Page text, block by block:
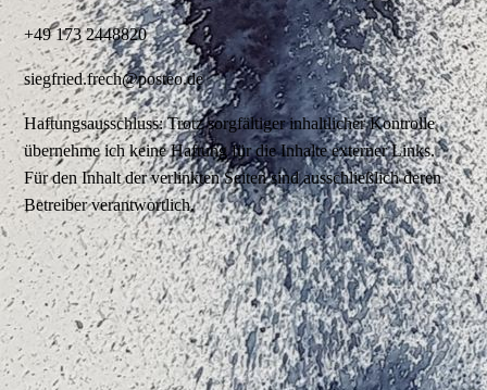
+49 173 2448820
siegfried.frech@posteo.de
Haftungsausschluss: Trotz sorgfältiger inhaltlicher Kontrolle
übernehme ich keine Haftung für die Inhalte externer Links.
Für den Inhalt der verlinkten Seiten sind ausschließlich deren
Betreiber verantwortlich.